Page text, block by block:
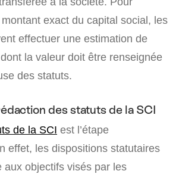
exact du capital social, les
effectuer une estimation de
la valeur doit être renseignée
des statuts.
des statuts de la SCI
de la SCI est l’étape
effet, les dispositions statutaires
aux objectifs visés par les